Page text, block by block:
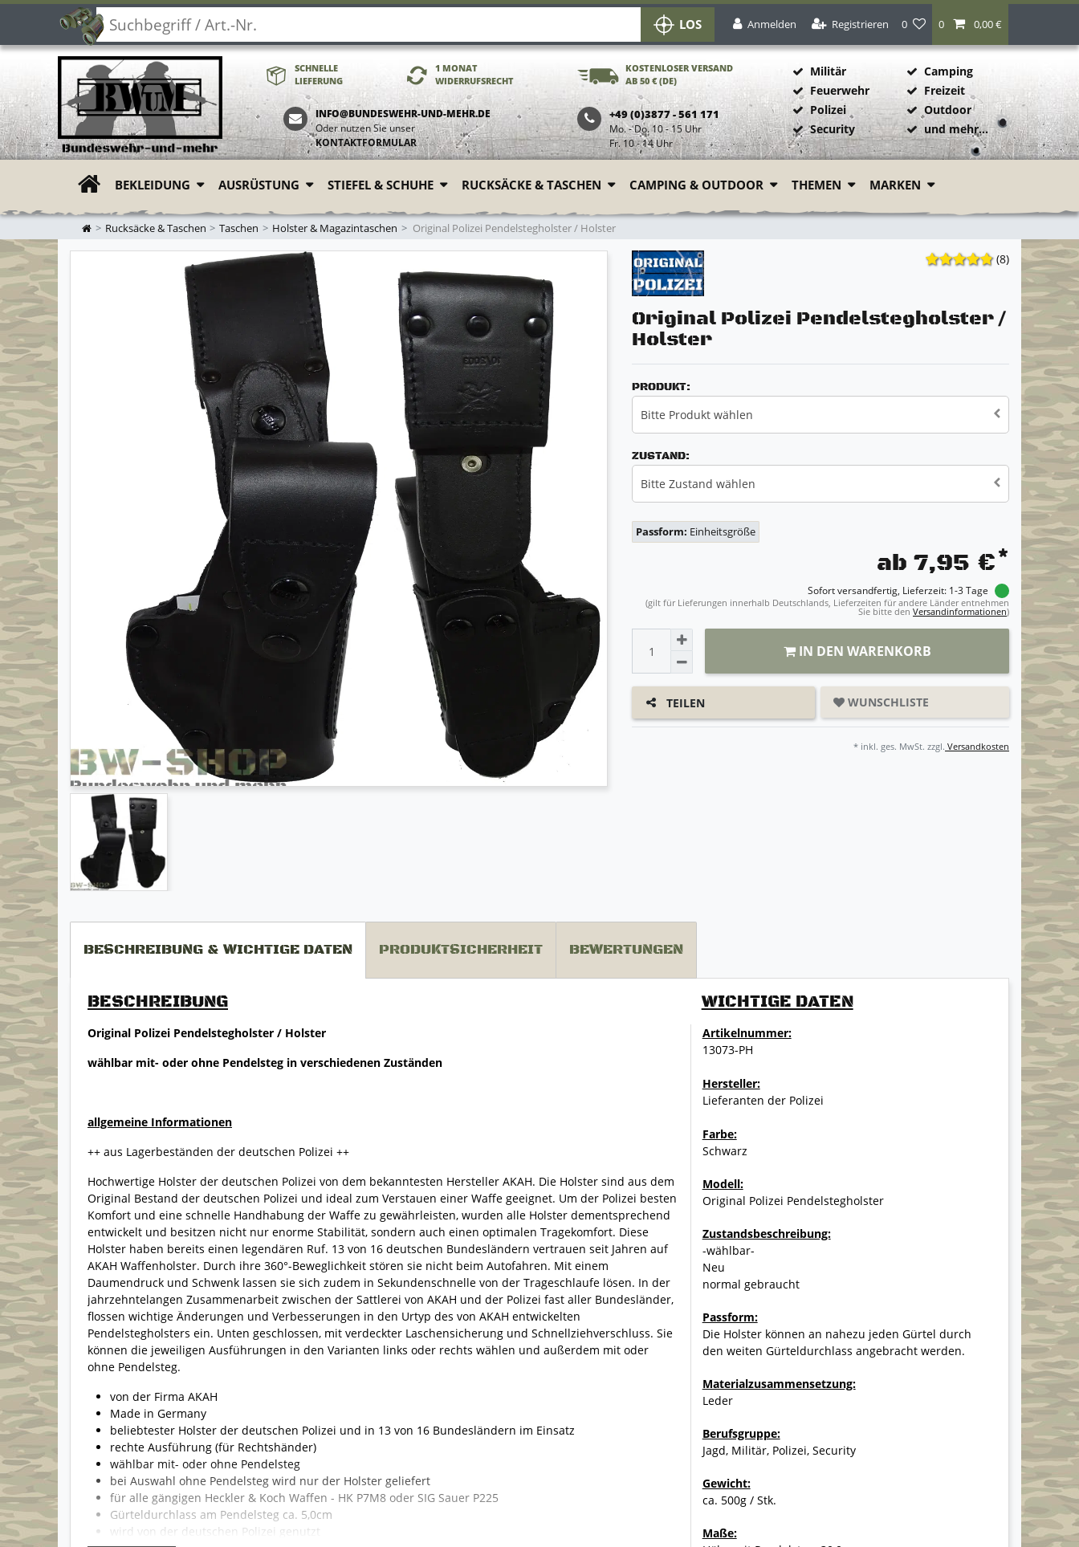
LOS Anmelden Registrieren 0 0 0,00 €
SCHNELLE
LIEFERUNG
1 MONAT
WIDERRUFSRECHT
KOSTENLOSER VERSAND
AB 50 € (DE)
INFO@BUNDESWEHR-UND-MEHR.DE
Oder nutzen Sie unser
KONTAKTFORMULAR
+49 (0)3877 - 561 171
Mo. - Do. 10 - 15 Uhr
Fr. 10 - 14 Uhr
Militär
Feuerwehr
Polizei
Security
Camping
Freizeit
Outdoor
und mehr...
ZUR STARTSEITE
BEKLEIDUNG AUSRÜSTUNG STIEFEL & SCHUHE RUCKSÄCKE & TASCHEN CAMPING & OUTDOOR THEMEN MARKEN
Rucksäcke & Taschen Taschen Holster & Magazintaschen Original Polizei Pendelstegholster / Holster
(8)
Original Polizei Pendelstegholster /
Holster
PRODUKT:
Bitte Produkt wählen
ZUSTAND:
Bitte Zustand wählen
Passform: Einheitsgröße
ab 7,95 €*
Sofort versandfertig, Lieferzeit: 1-3 Tage
(gilt für Lieferungen innerhalb Deutschlands, Lieferzeiten für andere Länder entnehmen
Sie bitte den Versandinformationen)
IN DEN WARENKORB
TEILEN WUNSCHLISTE
* inkl. ges. MwSt. zzgl. Versandkosten
BESCHREIBUNG & WICHTIGE DATEN PRODUKTSICHERHEIT BEWERTUNGEN
BESCHREIBUNG
Original Polizei Pendelstegholster / Holster
wählbar mit- oder ohne Pendelsteg in verschiedenen Zuständen
allgemeine Informationen
++ aus Lagerbeständen der deutschen Polizei ++
Hochwertige Holster der deutschen Polizei von dem bekanntesten Hersteller AKAH. Die Holster sind aus dem
Original Bestand der deutschen Polizei und ideal zum Verstauen einer Waffe geeignet. Um der Polizei besten
Komfort und eine schnelle Handhabung der Waffe zu gewährleisten, wurden alle Holster dementsprechend
entwickelt und besitzen nicht nur enorme Stabilität, sondern auch einen optimalen Tragekomfort. Diese
Holster haben bereits einen legendären Ruf. 13 von 16 deutschen Bundesländern vertrauen seit Jahren auf
AKAH Waffenholster. Durch ihre 360°-Beweglichkeit stören sie nicht beim Autofahren. Mit einem
Daumendruck und Schwenk lassen sie sich zudem in Sekundenschnelle von der Trageschlaufe lösen. In der
jahrzehntelangen Zusammenarbeit zwischen der Sattlerei von AKAH und der Polizei fast aller Bundesländer,
flossen wichtige Änderungen und Verbesserungen in den Urtyp des von AKAH entwickelten
Pendelstegholsters ein. Unten geschlossen, mit verdeckter Laschensicherung und Schnellziehverschluss. Sie
können die jeweiligen Ausführungen in den Varianten links oder rechts wählen und außerdem mit oder
ohne Pendelsteg.
von der Firma AKAH
Made in Germany
beliebtester Holster der deutschen Polizei und in 13 von 16 Bundesländern im Einsatz
rechte Ausführung (für Rechtshänder)
wählbar mit- oder ohne Pendelsteg
bei Auswahl ohne Pendelsteg wird nur der Holster geliefert
für alle gängigen Heckler & Koch Waffen - HK P7M8 oder SIG Sauer P225
Gürteldurchlass am Pendelsteg ca. 5,0cm
wird von der deutschen Polizei genutzt
WICHTIGE DATEN
Artikelnummer:
13073-PH
Hersteller:
Lieferanten der Polizei
Farbe:
Schwarz
Modell:
Original Polizei Pendelstegholster
Zustandsbeschreibung:
-wählbar-
Neu
normal gebraucht
Passform:
Die Holster können an nahezu jeden Gürtel durch
den weiten Gürteldurchlass angebracht werden.
Materialzusammensetzung:
Leder
Berufsgruppe:
Jagd, Militär, Polizei, Security
Gewicht:
ca. 500g / Stk.
Maße: